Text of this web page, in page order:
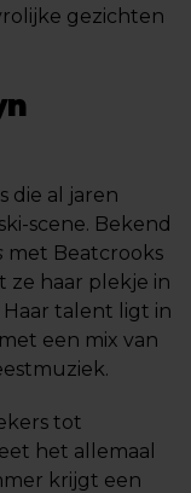
gezichten
die al jaren
scene. Bekend
met Beatcrooks
ze haar plekje in
talent ligt in
een mix van
tot
het allemaal
krijgt een